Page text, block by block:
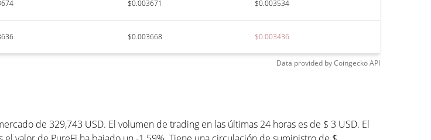
$0.003671 $0.003534
$0.003668 $0.003436
Data provided byCoingeckoAPI
de 329,743 USD. El volumen de trading en las últimas 24 horas es de $ 3 USD. El